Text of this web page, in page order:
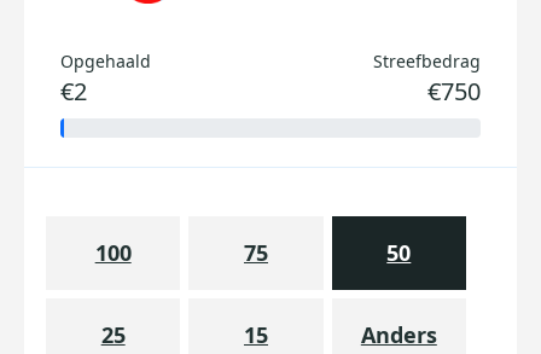
Opgehaald
€2
Streefbedrag
€750
100 75 50
25 15 Anders